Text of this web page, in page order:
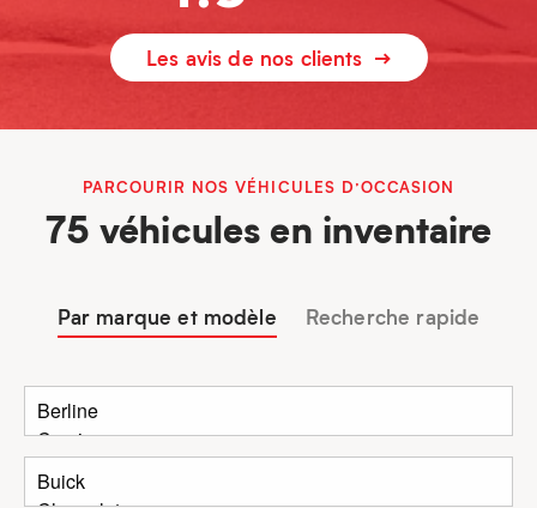
Les avis de nos clients
PARCOURIR NOS VÉHICULES D’OCCASION
75 véhicules en inventaire
Par marque et modèle Recherche rapide